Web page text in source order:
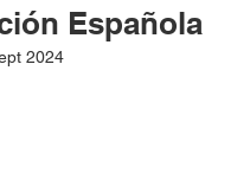
Española
2024